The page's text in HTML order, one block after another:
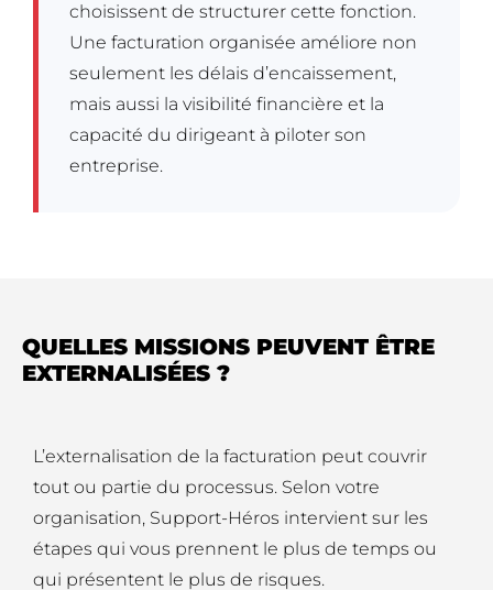
choisissent de structurer cette fonction.
Une facturation organisée améliore non
seulement les délais d’encaissement,
mais aussi la visibilité financière et la
capacité du dirigeant à piloter son
entreprise.
QUELLES MISSIONS PEUVENT ÊTRE
EXTERNALISÉES ?
L’externalisation de la facturation peut couvrir
tout ou partie du processus. Selon votre
organisation, Support-Héros intervient sur les
étapes qui vous prennent le plus de temps ou
qui présentent le plus de risques.